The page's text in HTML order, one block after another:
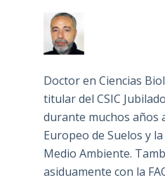
Doctor en Ciencias
titular del CSIC
durante muchos años
Europeo de Suelos y
Medio Ambiente.
asiduamente con la